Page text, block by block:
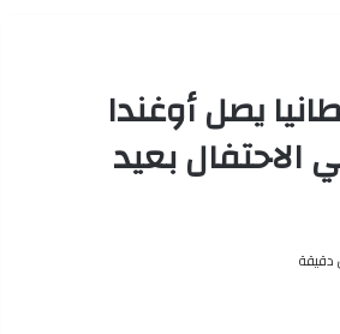
يصل أوغندا
بعيد